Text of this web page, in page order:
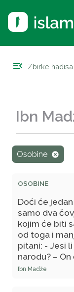
menu_open Zbirke hadisa
Ibn
Osobine cancel
OSOBINE
Doći će
samo dva
kojim će biti
od toga i
pitani: - Jesi
narodu? –
čega će
Ibn Madže